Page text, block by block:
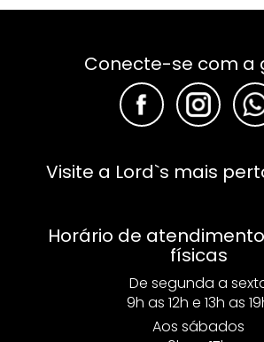
Conecte-se com a
F F F
Visite a Lord`s mais
Horário de
físicas
De segunda a
9h as 12h e 13h as
Aos sábados